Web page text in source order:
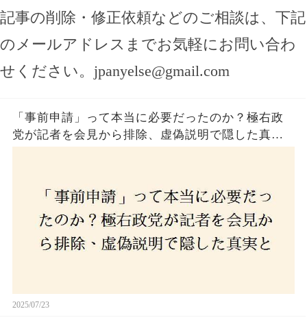
記事の削除・修正依頼などのご相談は、下記
のメールアドレスまでお気軽にお問い合わ
せください。 jpanyelse@gmail.com
「事前申請」って本当に必要だったのか？極右政
党が記者を会見から排除、虚偽説明で隠した真実
2025/07/23